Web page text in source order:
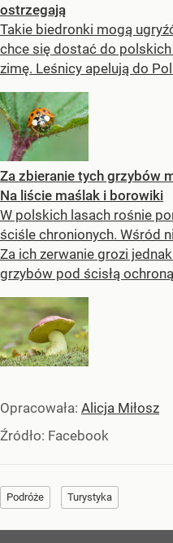
ostrzegają
Takie biedronki mogą
chce się dostać do
zimę. Leśnicy apelują do
Za zbieranie tych grzybów
Na liście maślak i borowiki
W polskich lasach rośnie
ściśle chronionych. Wśród
Za ich zerwanie grozi
grzybów pod ścisłą
Opracowała: Alicja Miłosz
Źródło: Facebook
Podróże Turystyka